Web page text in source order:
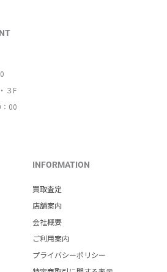
３F
00
INFORMATION
買取査定
店舗案内
会社概要
ご利用案内
プライバシーポリシー